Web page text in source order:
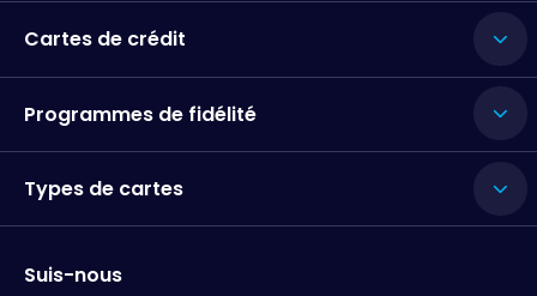
Cartes de crédit
Programmes de fidélité
Types de cartes
Suis-nous